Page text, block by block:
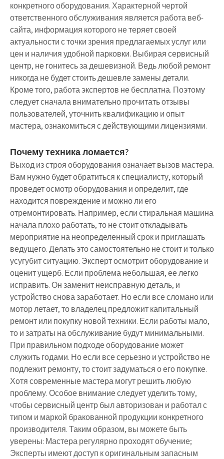
конкретного оборудования. Характерной чертой
ответственного обслуживания является работа веб-
сайта, информация которого не теряет своей
актуальности с точки зрения предлагаемых услуг или
цен и наличия удобной парковки. Выбирая сервисный
центр, не гонитесь за дешевизной. Ведь любой ремонт
никогда не будет стоить дешевле замены детали.
Кроме того, работа экспертов не бесплатна. Поэтому
следует сначала внимательно прочитать отзывы
пользователей, уточнить квалификацию и опыт
мастера, ознакомиться с действующими лицензиями.
Почему техника ломается?
Выход из строя оборудования означает вызов мастера.
Вам нужно будет обратиться к специалисту, который
проведет осмотр оборудования и определит, где
находится повреждение и можно ли его
отремонтировать. Например, если стиральная машина
начала плохо работать, то не стоит откладывать
мероприятие на неопределенный срок и приглашать
ведущего. Делать это самостоятельно не стоит и только
усугубит ситуацию. Эксперт осмотрит оборудование и
оценит ущерб. Если проблема небольшая, ее легко
исправить. Он заменит неисправную деталь, и
устройство снова заработает. Но если все сломано или
мотор летает, то владелец предложит капитальный
ремонт или покупку новой техники. Если работы мало,
то и затраты на обслуживание будут минимальными.
При правильном подходе оборудование может
служить годами. Но если все серьезно и устройство не
подлежит ремонту, то стоит задуматься о его покупке.
Хотя современные мастера могут решить любую
проблему. Особое внимание следует уделить тому,
чтобы сервисный центр был авторизован и работал с
типом и маркой бракованной продукции конкретного
производителя. Таким образом, вы можете быть
уверены: Мастера регулярно проходят обучение;
Эксперты имеют доступ к оригинальным запасным